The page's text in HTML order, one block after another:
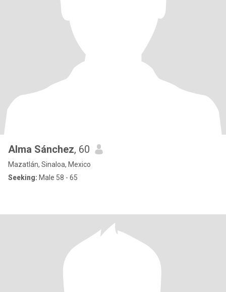
Alma Sánchez, 60
Mazatlán, Sinaloa, Mexico
Seeking: Male 58 - 65